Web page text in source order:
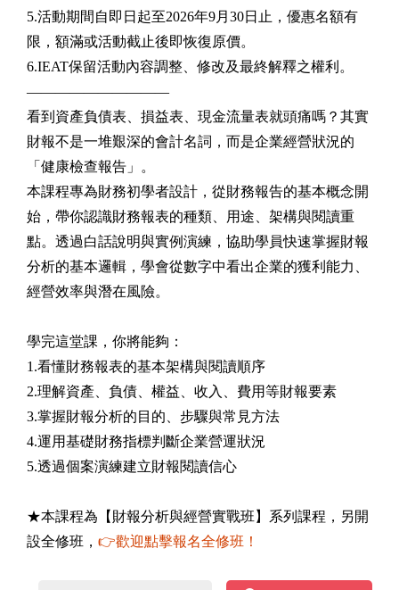
5.活動期間自即日起至2026年9月30日止，優惠名額有
限，額滿或活動截止後即恢復原價。
6.IEAT保留活動內容調整、修改及最終解釋之權利。
——————————
看到資產負債表、損益表、現金流量表就頭痛嗎？其實
財報不是一堆艱深的會計名詞，而是企業經營狀況的
「健康檢查報告」。
本課程專為財務初學者設計，從財務報告的基本概念開
始，帶你認識財務報表的種類、用途、架構與閱讀重
點。透過白話說明與實例演練，協助學員快速掌握財報
分析的基本邏輯，學會從數字中看出企業的獲利能力、
經營效率與潛在風險。
學完這堂課，你將能夠：
1.看懂財務報表的基本架構與閱讀順序
2.理解資產、負債、權益、收入、費用等財報要素
3.掌握財報分析的目的、步驟與常見方法
4.運用基礎財務指標判斷企業營運狀況
5.透過個案演練建立財報閱讀信心
★本課程為【財報分析與經營實戰班】系列課程，另開
設全修班， 👉歡迎點擊報名全修班！